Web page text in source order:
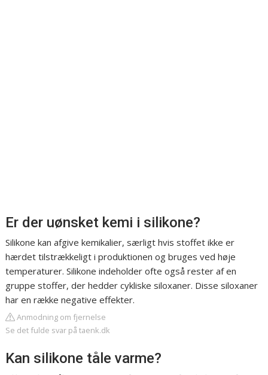
Er der uønsket kemi i silikone?
Silikone kan afgive kemikalier, særligt hvis stoffet ikke er
hærdet tilstrækkeligt i produktionen og bruges ved høje
temperaturer. Silikone indeholder ofte også rester af en
gruppe stoffer, der hedder cykliske siloxaner. Disse siloxaner
har en række negative effekter.
Anmodning om fjernelse
Se det fulde svar på taenk.dk
Kan silikone tåle varme?